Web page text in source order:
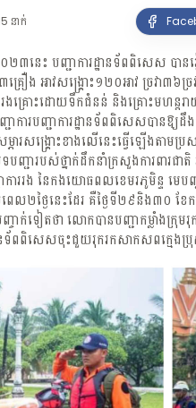
នាក់
២៣នេះ បញ្ជាការដ្ឋានទ័ពពិសេស បា
ឿង អាវសង្គ្រោះ១២០អាវ ច្រវា៣៦
ងគ្រោះដោយទឹកជំនន់ និងគ្រោះមហន្ត
បញ្ជាការដ្ឋានទ័ពពិសេសបានឱ្យដឹង
រសង្គ្រោះខាងលើនេះធ្វើឡើងតាម
បទបញ្ជារបស់ថ្នាក់ដឹកនាំក្រសួងការពា
ររង នៃកងយោធពលខេមរភូមិន្ទ មេប
ថ្ងៃនេះដែរ គឺថ្ងៃទី២៩និង៣០ ខែក
ក់ទៀតថា លោកបានបញ្ជាកម្លាំងក្រុ
ានទ័ពពិសេសចុះជួយរុករកសាកសពក្មេ